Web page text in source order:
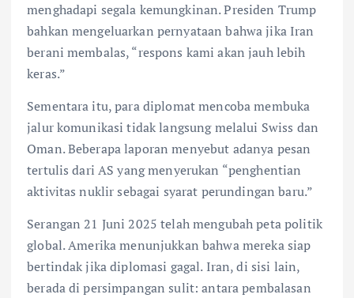
menghadapi segala kemungkinan. Presiden Trump
bahkan mengeluarkan pernyataan bahwa jika Iran
berani membalas, “respons kami akan jauh lebih
keras.”
Sementara itu, para diplomat mencoba membuka
jalur komunikasi tidak langsung melalui Swiss dan
Oman. Beberapa laporan menyebut adanya pesan
tertulis dari AS yang menyerukan “penghentian
aktivitas nuklir sebagai syarat perundingan baru.”
Serangan 21 Juni 2025 telah mengubah peta politik
global. Amerika menunjukkan bahwa mereka siap
bertindak jika diplomasi gagal. Iran, di sisi lain,
berada di persimpangan sulit: antara pembalasan